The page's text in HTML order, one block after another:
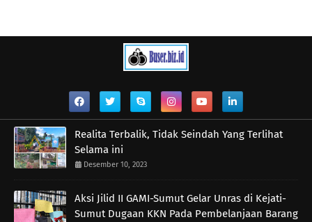
Realita Terbalik, Tidak Seindah Yang Terlihat
Selama ini
Desember 10, 2023
Aksi Jilid II GAMI-Sumut Gelar Unras di Kejati-
Sumut Dugaan KKN Pada Pembelanjaan Barang